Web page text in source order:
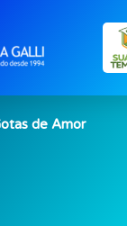
Amor
de Amor